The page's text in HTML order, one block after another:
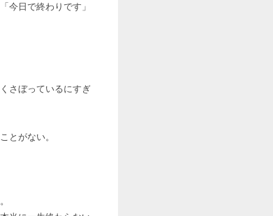
今日で終わりです」
さぼっているにすぎ
とがない。